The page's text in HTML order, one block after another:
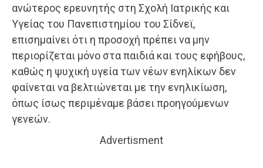
ανώτερος ερευνητής στη Σχολή Ιατρικής και
Υγείας του Πανεπιστημίου του Σίδνεϊ,
επισημαίνει ότι η προσοχή πρέπει να μην
περιορίζεται μόνο στα παιδιά και τους εφήβους,
καθώς η ψυχική υγεία των νέων ενηλίκων δεν
φαίνεται να βελτιώνεται με την ενηλικίωση,
όπως ίσως περιμέναμε βάσει προηγούμενων
γενεών.
Advertisment